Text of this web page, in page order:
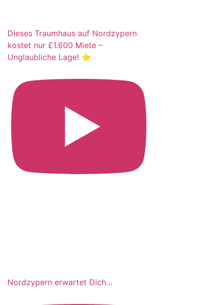
Dieses Traumhaus auf Nordzypern
kostet nur £1.600 Miete –
Unglaubliche Lage! ⭐
Nordzypern erwartet Dich…